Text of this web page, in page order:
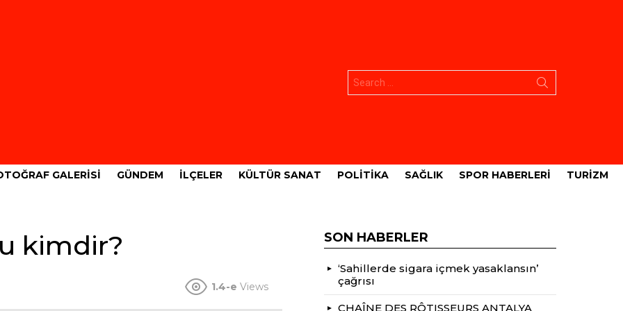
GALERISI GÜNDEM İLÇELER KÜLTÜR SANAT POLITIKA SAĞLIK SPOR HABERLERI TURIZM
kimdir?
1.4-e Views
SON HABERLER
‘Sahillerde sigara içmek yasaklansın’
çağrısı
CHAÎNE DES RÔTISSEURS ANTALYA